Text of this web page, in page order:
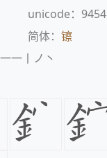
unicode：9454
简体： 镲
一丨ノ丶